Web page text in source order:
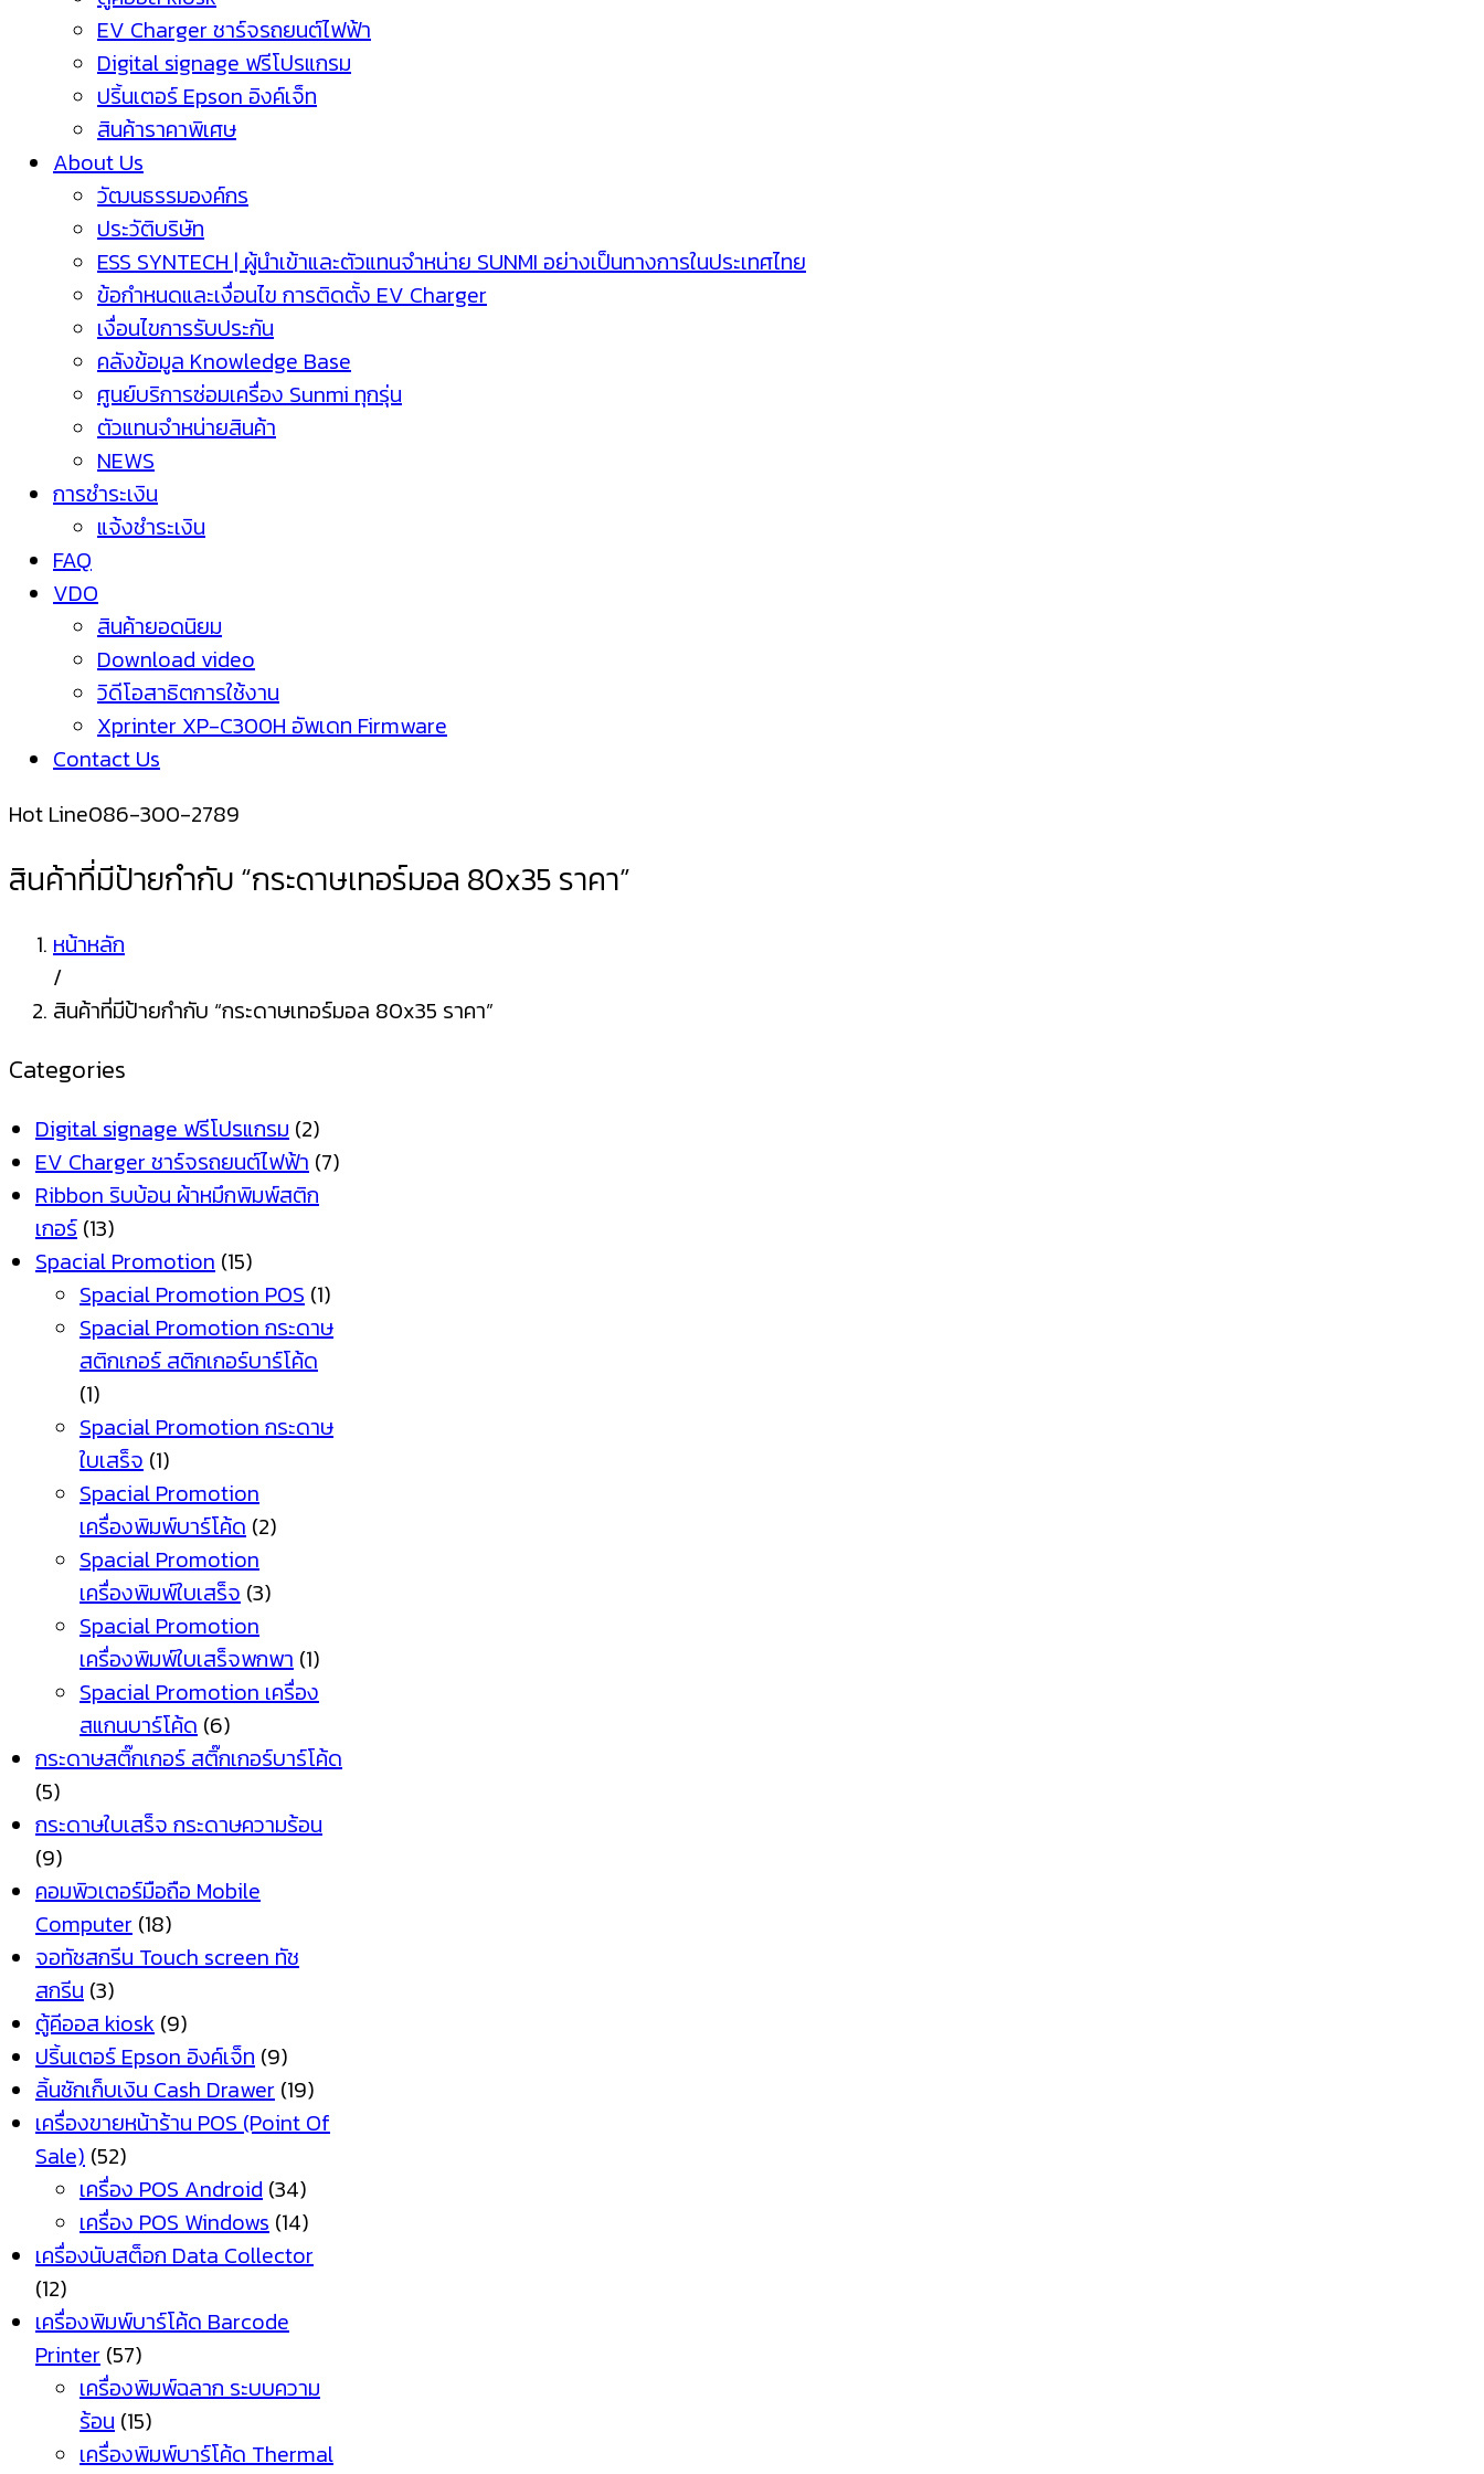
EV Charger ชาร์จรถยนต์ไฟฟ้า
Digital signage ฟรีโปรแกรม
ปริ้นเตอร์ Epson อิงค์เจ็ท
สินค้าราคาพิเศษ
About Us
วัฒนธรรมองค์กร
ประวัติบริษัท
ESS SYNTECH | ผู้นำเข้าและตัวแทนจำหน่าย SUNMI อย่างเป็นทางการในประเทศไทย
ข้อกำหนดและเงื่อนไข การติดตั้ง EV Charger
เงื่อนไขการรับประกัน
คลังข้อมูล Knowledge Base
ศูนย์บริการซ่อมเครื่อง Sunmi ทุกรุ่น
ตัวแทนจำหน่ายสินค้า
NEWS
การชำระเงิน
แจ้งชำระเงิน
FAQ
VDO
สินค้ายอดนิยม
Download video
วิดีโอสาธิตการใช้งาน
Xprinter XP-C300H อัพเดท Firmware
Contact Us
Hot Line086-300-2789
สินค้าที่มีป้ายกำกับ “กระดาษเทอร์มอล 80x35 ราคา”
หน้าหลัก
/
สินค้าที่มีป้ายกำกับ “กระดาษเทอร์มอล 80x35 ราคา”
Categories
Digital signage ฟรีโปรแกรม (2)
EV Charger ชาร์จรถยนต์ไฟฟ้า (7)
Ribbon ริบบ้อน ผ้าหมึกพิมพ์สติก
เกอร์ (13)
Spacial Promotion (15)
Spacial Promotion POS (1)
Spacial Promotion กระดาษ
สติกเกอร์ สติกเกอร์บาร์โค้ด
(1)
Spacial Promotion กระดาษ
ใบเสร็จ (1)
Spacial Promotion
เครื่องพิมพ์บาร์โค้ด (2)
Spacial Promotion
เครื่องพิมพ์ใบเสร็จ (3)
Spacial Promotion
เครื่องพิมพ์ใบเสร็จพกพา (1)
Spacial Promotion เครื่อง
สแกนบาร์โค้ด (6)
กระดาษสติ๊กเกอร์ สติ๊กเกอร์บาร์โค้ด
(5)
กระดาษใบเสร็จ กระดาษความร้อน
(9)
คอมพิวเตอร์มือถือ Mobile
Computer (18)
จอทัชสกรีน Touch screen ทัช
สกรีน (3)
ตู้คีออส kiosk (9)
ปริ้นเตอร์ Epson อิงค์เจ็ท (9)
ลิ้นชักเก็บเงิน Cash Drawer (19)
เครื่องขายหน้าร้าน POS (Point Of
Sale) (52)
เครื่อง POS Android (34)
เครื่อง POS Windows (14)
เครื่องนับสต็อก Data Collector
(12)
เครื่องพิมพ์บาร์โค้ด Barcode
Printer (57)
เครื่องพิมพ์ฉลาก ระบบความ
ร้อน (15)
เครื่องพิมพ์บาร์โค้ด Thermal